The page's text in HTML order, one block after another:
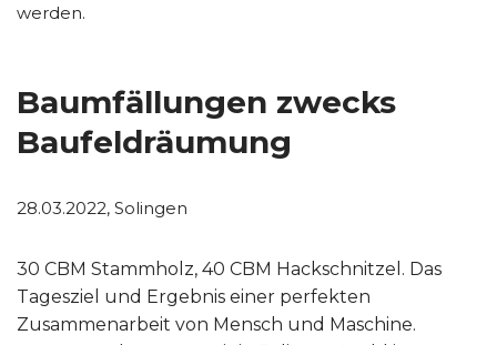
werden.
Baumfällungen zwecks
Baufeldräumung
28.03.2022, Solingen
30 CBM Stammholz, 40 CBM Hackschnitzel. Das
Tagesziel und Ergebnis einer perfekten
Zusammenarbeit von Mensch und Maschine.